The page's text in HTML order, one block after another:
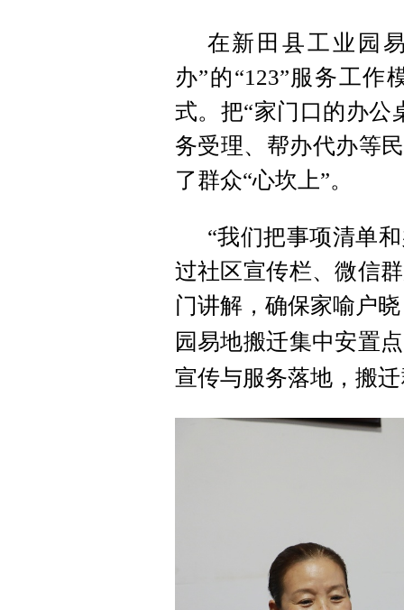
在新田县工业园
办”的“123”服务工作
式。把“家门口的办公
务受理、帮办代办等
了群众“心坎上”。
“我们把事项清单
过社区宣传栏、微信
门讲解，确保家喻户
园 易地搬迁集中安置
宣传与服务落地，搬